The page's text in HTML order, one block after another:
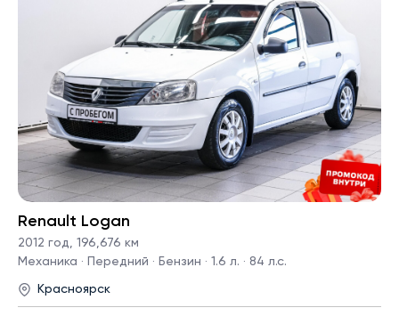
Renault Logan
2012 год, 196,676 км
Механика · Передний · Бензин · 1.6 л. · 84 л.с.
Красноярск